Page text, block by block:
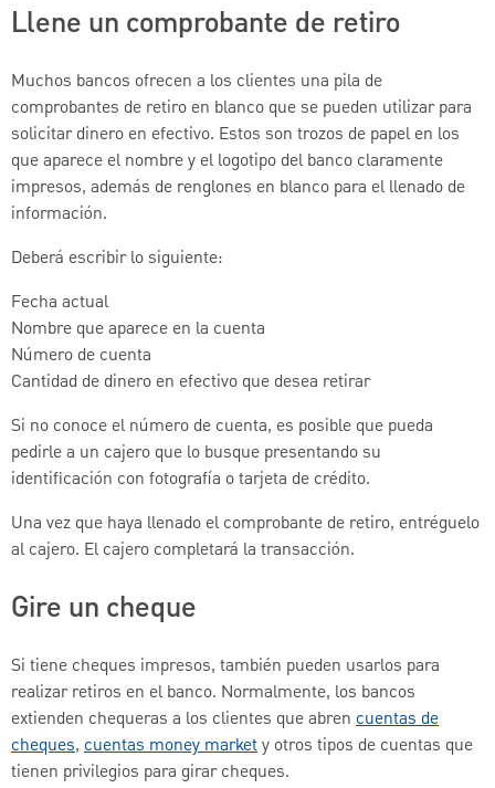
Llene un comprobante de retiro
Muchos bancos ofrecen a los clientes una pila de
comprobantes de retiro en blanco que se pueden utilizar para
solicitar dinero en efectivo. Estos son trozos de papel en los
que aparece el nombre y el logotipo del banco claramente
impresos, además de renglones en blanco para el llenado de
información.
Deberá escribir lo siguiente:
Fecha actual
Nombre que aparece en la cuenta
Número de cuenta
Cantidad de dinero en efectivo que desea retirar
Si no conoce el número de cuenta, es posible que pueda
pedirle a un cajero que lo busque presentando su
identificación con fotografía o tarjeta de crédito.
Una vez que haya llenado el comprobante de retiro, entréguelo
al cajero. El cajero completará la transacción.
Gire un cheque
Si tiene cheques impresos, también pueden usarlos para
realizar retiros en el banco. Normalmente, los bancos
extienden chequeras a los clientes que abren cuentas de
cheques, cuentas money markety otros tipos de cuentas que
tienen privilegios para girar cheques.